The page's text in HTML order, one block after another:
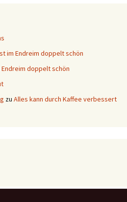
im Endreim doppelt schön
doppelt schön
zu Alles kann durch Kaffee verbessert